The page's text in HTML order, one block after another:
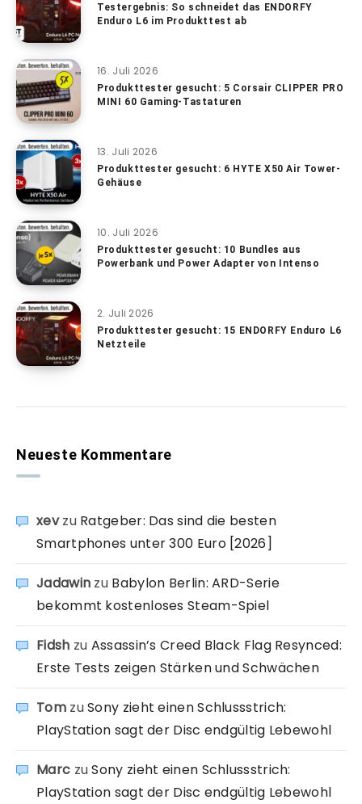
Testergebnis: So schneidet das ENDORFY
Enduro L6 im Produkttest ab
16. Juli 2026
Produkttester gesucht: 5 Corsair CLIPPER PRO
MINI 60 Gaming-Tastaturen
13. Juli 2026
Produkttester gesucht: 6 HYTE X50 Air Tower-
Gehäuse
10. Juli 2026
Produkttester gesucht: 10 Bundles aus
Powerbank und Power Adapter von Intenso
2. Juli 2026
Produkttester gesucht: 15 ENDORFY Enduro L6
Netzteile
Neueste Kommentare
xevzu Ratgeber: Das sind die besten
Smartphones unter 300 Euro [2026]
Jadawin zu Babylon Berlin: ARD-Serie
bekommt kostenloses Steam-Spiel
Fidsh zu Assassin’s Creed Black Flag Resynced:
Erste Tests zeigen Stärken und Schwächen
TomzuSony zieht einen Schlussstrich:
PlayStation sagt der Disc endgültig Lebewohl
Marc zuSony zieht einen Schlussstrich:
PlayStation sagt der Disc endgültig Lebewohl